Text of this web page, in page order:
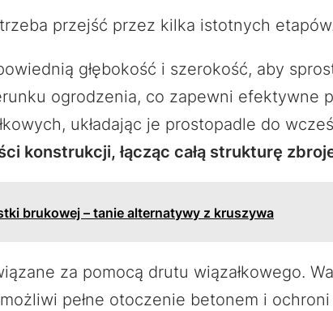
przejść przez kilka istotnych
głębokość i szerokość, aby
ogrodzenia, co zapewni efektywne
układając je prostopadle do
konstrukcji, łącząc całą strukturę
brukowej – tanie alternatywy z kruszywa
za pomocą drutu wiązałkowego.
pełne otoczenie betonem i